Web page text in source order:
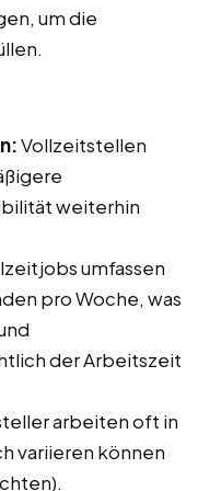
um die
Vollzeitstellen
weiterhin
umfassen
pro Woche, was
der Arbeitszeit
arbeiten oft in
variieren können